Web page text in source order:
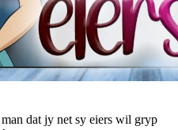
dat jy net sy eiers wil gryp